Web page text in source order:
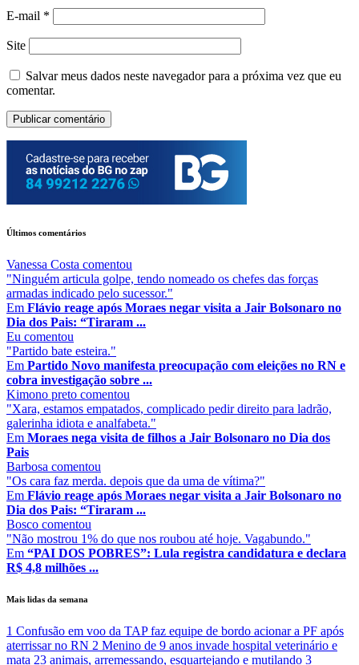
E-mail *
Site
Salvar meus dados neste navegador para a próxima vez que eu
comentar.
Últimos comentários
Vanessa Costa comentou
"Ninguém articula golpe, tendo nomeado os chefes das forças
armadas indicado pelo sucessor."
Em Flávio reage após Moraes negar visita a Jair Bolsonaro no
Dia dos Pais: “Tiraram ...
Eu comentou
"Partido bate esteira."
Em Partido Novo manifesta preocupação com eleições no RN e
cobra investigação sobre ...
Kimono preto comentou
"Xara, estamos empatados, complicado pedir direito para ladrão,
galerinha idiota e analfabeta."
Em Moraes nega visita de filhos a Jair Bolsonaro no Dia dos
Pais
Barbosa comentou
"Os cara faz merda. depois que da uma de vítima?"
Em Flávio reage após Moraes negar visita a Jair Bolsonaro no
Dia dos Pais: “Tiraram ...
Bosco comentou
"Não mostrou 1% do que nos roubou até hoje. Vagabundo."
Em “PAI DOS POBRES”: Lula registra candidatura e declara
R$ 4,8 milhões ...
Mais lidas da semana
1 Confusão em voo da TAP faz equipe de bordo acionar a PF após
aterrissar no RN 2 Menino de 9 anos invade hospital veterinário e
mata 23 animais, arremessando, esquartejando e mutilando 3